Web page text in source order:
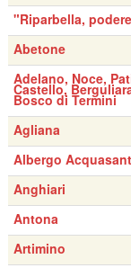
"Riparbella,
Abetone
Adelano, Noce,
Castello,
Bosco di Termini
Agliana
Albergo
Anghiari
Antona
Artimino